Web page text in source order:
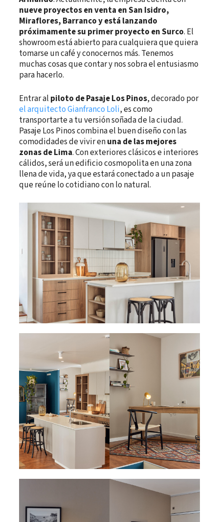
nueve proyectos en venta en San Isidro,
Miraflores, Barranco y está lanzando
próximamente su primer proyecto en Surco. El
showroom está abierto para cualquiera que quiera
tomarse un café y conocernos más. Tenemos
muchas cosas que contar y nos sobra el entusiasmo
para hacerlo.
Entrar al piloto de Pasaje Los Pinos, decorado por
el arquitecto Gianfranco Loli, es como
transportarte a tu versión soñada de la ciudad.
Pasaje Los Pinos combina el buen diseño con las
comodidades de vivir enuna de las mejores
zonas de Lima. Con exteriores clásicos e interiores
cálidos, será un edificio cosmopolita en una zona
llena de vida, ya que estará conectado a un pasaje
que reúne lo cotidiano con lo natural.